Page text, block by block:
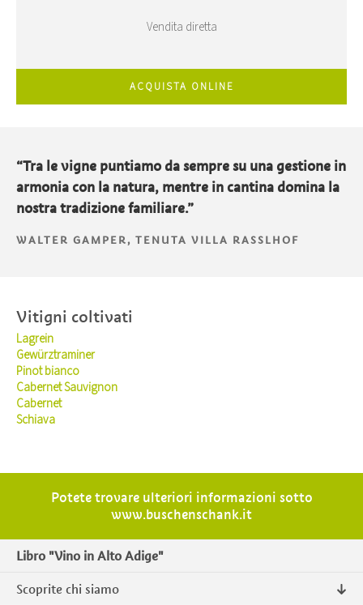
Vendita diretta
ACQUISTA ONLINE
“Tra le vigne puntiamo da sempre su una gestione in
armonia con la natura, mentre in cantina domina la
nostra tradizione familiare.”
WALTER GAMPER, TENUTA VILLA RASSLHOF
Vitigni coltivati
Lagrein
Gewürztraminer
Pinot bianco
Cabernet Sauvignon
Cabernet
Schiava
Potete trovare ulteriori informazioni sotto
www.buschenschank.it
Libro "Vino in Alto Adige"
Scoprite chi siamo